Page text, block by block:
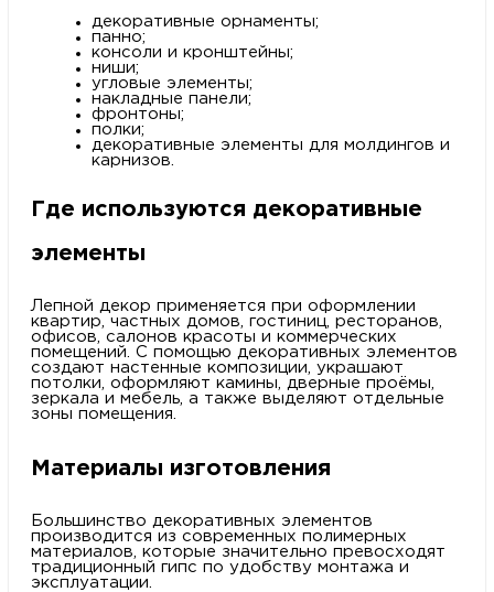
декоративные орнаменты;
панно;
консоли и кронштейны;
ниши;
угловые элементы;
накладные панели;
фронтоны;
полки;
декоративные элементы для молдингов и
карнизов.
Где используются декоративные
элементы
Лепной декор применяется при оформлении
квартир, частных домов, гостиниц, ресторанов,
офисов, салонов красоты и коммерческих
помещений. С помощью декоративных элементов
создают настенные композиции, украшают
потолки, оформляют камины, дверные проёмы,
зеркала и мебель, а также выделяют отдельные
зоны помещения.
Материалы изготовления
Большинство декоративных элементов
производится из современных полимерных
материалов, которые значительно превосходят
традиционный гипс по удобству монтажа и
эксплуатации.